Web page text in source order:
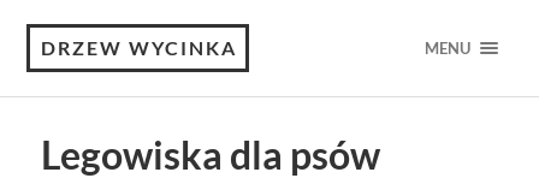
DRZEW WYCINKA MENU
Legowiska dla psów